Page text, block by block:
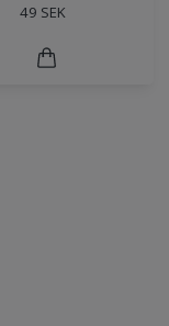
49 SEK